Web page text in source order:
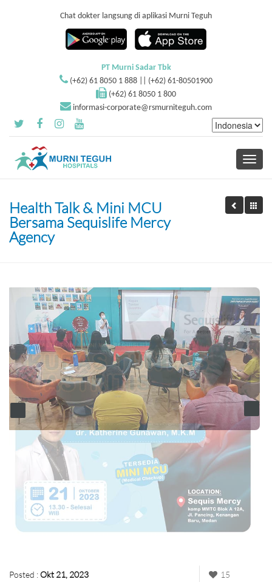
Chat dokter langsung di aplikasi Murni Teguh
PT Murni Sadar Tbk
(+62) 61 8050 1 888 || (+62) 61-80501900
(+62) 61 8050 1 800
informasi-corporate@rsmurniteguh.com
Toggle
Health Talk & Mini MCU
Bersama Sequislife Mercy
Agency
Posted :Okt 21, 2023 15